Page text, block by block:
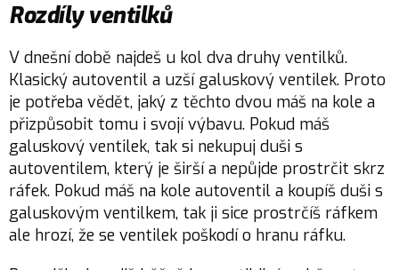
Rozdíly ventilků
V dnešní době najdeš u kol dva druhy ventilků.
Klasický autoventil a uzší galuskový ventilek. Proto
je potřeba vědět, jaký z těchto dvou máš na kole a
přizpůsobit tomu i svojí výbavu. Pokud máš
galuskový ventilek, tak si nekupuj duši s
autoventilem, který je širší a nepůjde prostrčit skrz
ráfek. Pokud máš na kole autoventil a koupíš duši s
galuskovým ventilkem, tak ji sice prostrčíš ráfkem
ale hrozí, že se ventilek poškodí o hranu ráfku.